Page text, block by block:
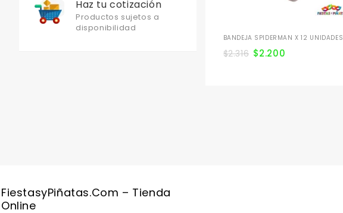
BANDEJA SPIDERMAN X 12 UNIDADES
$2.316 $2.200
Haz tu cotización
Productos sujetos a
disponibilidad
FiestasyPiñatas.com – Tienda
Online